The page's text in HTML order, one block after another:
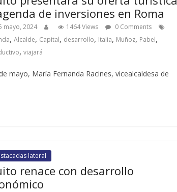
de inversiones en Roma
mayo, 2024 1464 Views
0 Comments
, Alcalde, Capital, desarrollo, Italia, Muñoz, Pabel,
, viajará
mayo, María Fernanda Racines, vicealcaldesa de
lateral
renace con desarrollo